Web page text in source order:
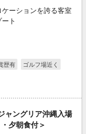
ーションを誇る客室
ト
歴有 ゴルフ場近く
ャングリア沖縄入場
夕朝食付＞